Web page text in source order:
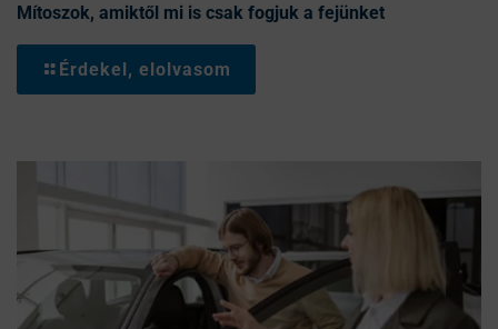
Mítoszok, amiktől mi is csak fogjuk a fejünket
Érdekel, elolvasom